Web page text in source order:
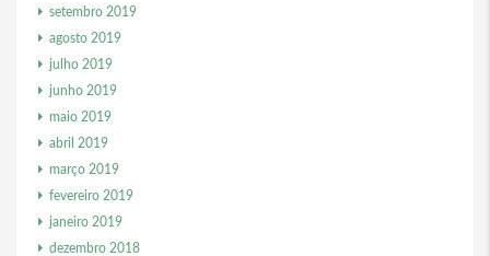
setembro 2019
agosto 2019
julho 2019
junho 2019
maio 2019
abril 2019
março 2019
fevereiro 2019
janeiro 2019
dezembro 2018